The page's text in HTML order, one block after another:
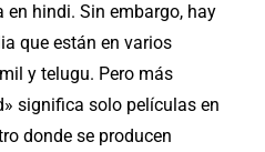
en hindi. Sinembargo, hay
que están en varios
y telugu. Pero más
significa solo películas en
donde se producen